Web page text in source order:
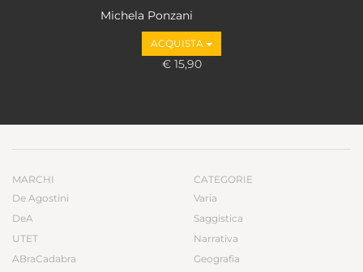
Michela Ponzani
ACQUISTA
€ 15,90
MARCHI
De Agostini
DeA
UTET
ABraCadabra
CATEGORIE
Varia
Saggistica
Narrativa
Geografia